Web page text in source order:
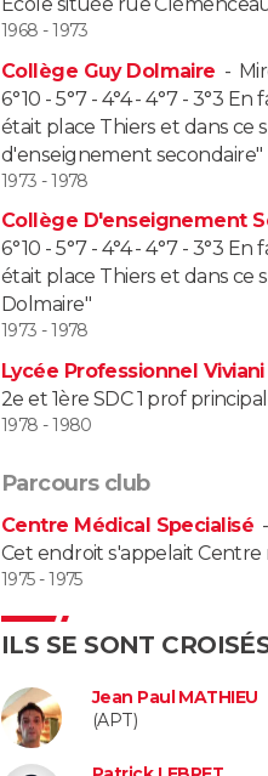
Ecole située rue
1968 - 1973
Collège Guy Dolmaire -
6°10 - 5°7 - 4°4 - 4°7 - 3°3
était place Thiers et dans ce
d'enseignement secondaire"
1973 - 1978
Collège D'enseignement
6°10 - 5°7 - 4°4 - 4°7 - 3°3
était place Thiers et dans ce
Dolmaire"
1973 - 1978
Lycée Professionnel Viviani
2e et 1ère SDC 1 prof
1978 - 1980
Parcours club
Centre Médical Specialisé
Cet endroit s'appelait Centre
1975 - 1975
ILS SE SONT
Jean Paul MATHIEU
(APT)